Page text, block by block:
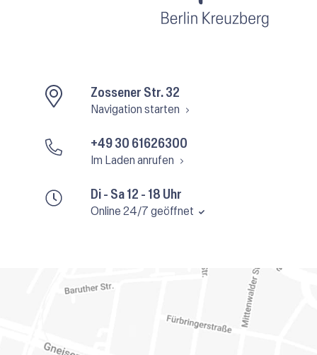
Di - Sa 12 - 18 Uhr
Online 24/7 geöffnet
Zossener Str. 32
Navigation starten
+49 30 61626300
Im Laden anrufen